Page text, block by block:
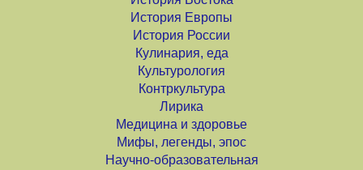
История Европы
История России
Кулинария, еда
Культурология
Контркультура
Лирика
Медицина и здоровье
Мифы, легенды, эпос
Научно-образовательная